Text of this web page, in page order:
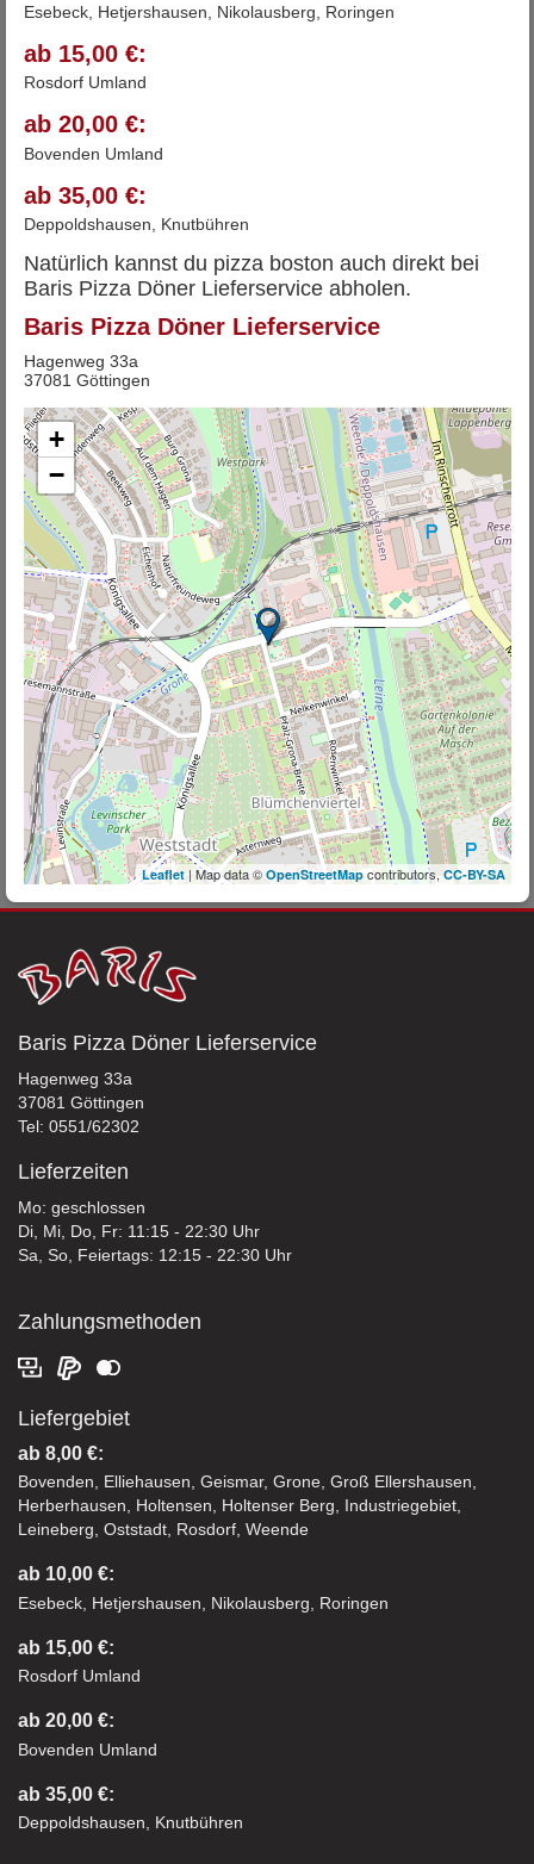
Esebeck, Hetjershausen, Nikolausberg, Roringen
ab 15,00 €:
Rosdorf Umland
ab 20,00 €:
Bovenden Umland
ab 35,00 €:
Deppoldshausen, Knutbühren
Natürlich kannst du pizza boston auch direkt bei
Baris Pizza Döner Lieferservice abholen.
Baris Pizza Döner Lieferservice
Hagenweg 33a
37081 Göttingen
+
−
Leaflet| Map data © OpenStreetMapcontributors, CC-BY-SA
Baris Pizza Döner Lieferservice
Hagenweg 33a
37081 Göttingen
Tel: 0551/62302
Lieferzeiten
Mo: geschlossen
Di, Mi, Do, Fr: 11:15 - 22:30 Uhr
Sa, So, Feiertags: 12:15 - 22:30 Uhr
Zahlungsmethoden
Liefergebiet
ab 8,00 €:
Bovenden, Elliehausen, Geismar, Grone, Groß Ellershausen,
Herberhausen, Holtensen, Holtenser Berg, Industriegebiet,
Leineberg, Oststadt, Rosdorf, Weende
ab 10,00 €:
Esebeck, Hetjershausen, Nikolausberg, Roringen
ab 15,00 €:
Rosdorf Umland
ab 20,00 €:
Bovenden Umland
ab 35,00 €:
Deppoldshausen, Knutbühren